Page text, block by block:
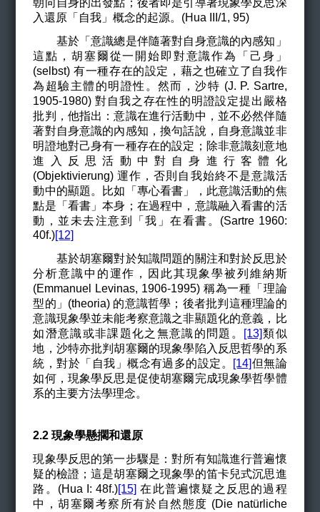
朝向自身的出發點；後者即是引導著現象學反思深
入還原「自我」概念的起源。(Hua III/1, 95)
基於「意識總是伴隨著對自身意識的內感知」
這點，胡塞爾從一開始即對意識作為「己身」
(selbst) 有一種存在的設定，藉之也確立了自我作
為超驗主體的明證性。然而，沙特 (J. P. Sartre,
1905-1980) 對自我之存在性的明證設定提出嚴格
批判，他指出：意識在進行活動中，並不必然伴隨
著對自身意識的內感知，換句話說，自身意識並非
明證地對己身有一種存在的設定；除非意識刻意地
進入反思活動中對自身進行客體化
(Objektivierung)運作，否則自我始終不是意識活
動中的顯題。比如「專心看書」，此意識活動的焦
點是「看書」本身；在過程中，意識融入看書的活
動，並未去注意到「我」在看書。(Sartre 1960:
40f.)[12]
基於胡塞爾對於知識問題的關注和對於反思於
分析意識中的運作，因此其現象學被列維納斯
(Emmanuel Levinas, 1906-1995) 稱為一種「理論
型的」(theoria) 的意識哲學；後者批判這種理論的
意識現象學並未能考察意識之非顯題化的意義，比
如潛意識或非課題化之無意識的問題。
[13]類似
地，沙特亦批判胡塞爾的現象學陷入反思哲學的系
統，對於「自我」概念有過多的設定。
[14]但無論
如何，現象學反思是促使胡塞爾完成現象學哲學體
系的主要方法學理念。
2.2現象學懸擱和還原
現象學反思的第一步驟是：對所有知識進行普遍懷
疑的檢證；這是胡塞爾之現象學的笛卡兒式沉思進
路。(Hua I: 48f.)[15] 在此普遍懷疑之反思的過程
中，胡塞爾考察所有於自然態度 (Die natürliche